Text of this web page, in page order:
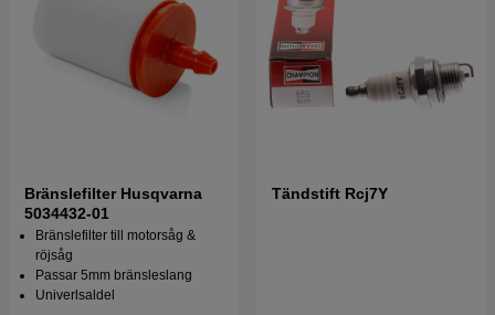
Bränslefilter Husqvarna
5034432-01
Bränslefilter till motorsåg &
röjsåg
Passar 5mm bränsleslang
Univerlsaldel
Tändstift Rcj7Y